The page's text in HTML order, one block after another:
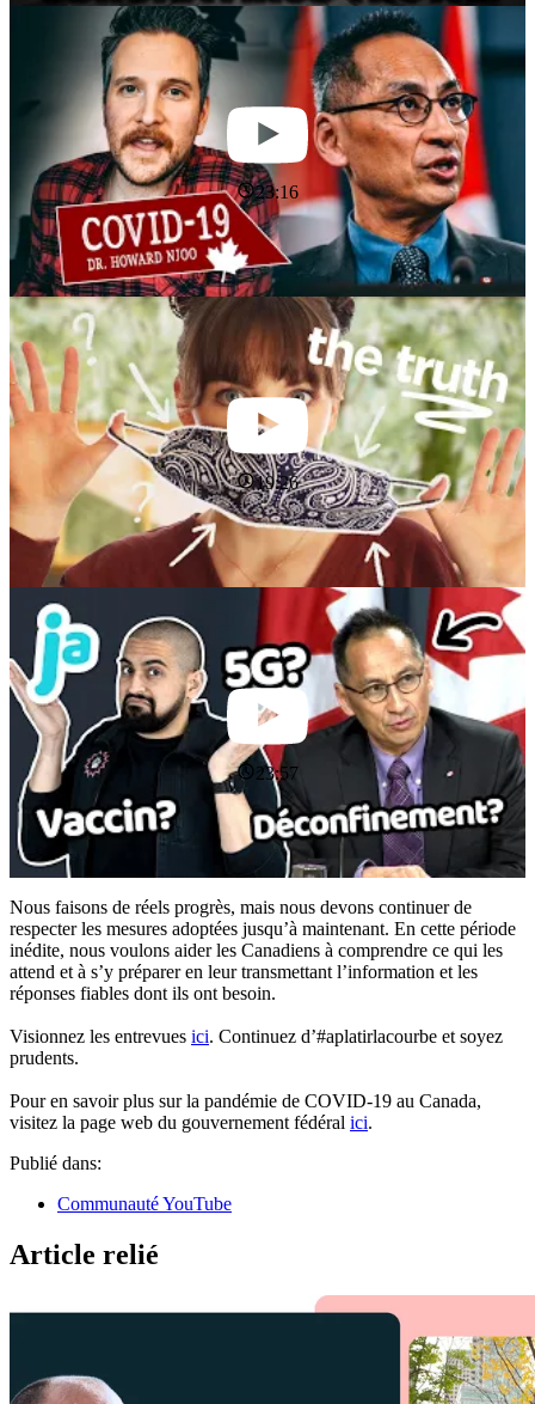
23:16
19:26
23:57
Nous faisons de réels progrès, mais nous devons continuer de
respecter les mesures adoptées jusqu’à maintenant. En cette période
inédite, nous voulons aider les Canadiens à comprendre ce qui les
attend et à s’y préparer en leur transmettant l’information et les
réponses fiables dont ils ont besoin.
Visionnez les entrevues ici. Continuez d’#aplatirlacourbe et soyez
prudents.
Pour en savoir plus sur la pandémie de COVID-19 au Canada,
visitez la page web du gouvernement fédéral ici.
Publié dans:
Communauté YouTube
Article relié